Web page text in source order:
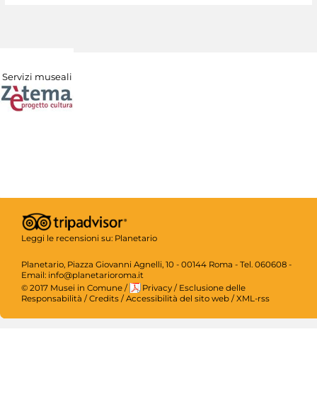
Servizi museali
Leggi le recensioni su: Planetario
Planetario, Piazza Giovanni Agnelli, 10 - 00144 Roma - Tel. 060608 -
Email: info@planetarioroma.it
© 2017 Musei in Comune / Privacy / Esclusione delle
Responsabilità /Credits /Accessibilità del sito web /XML-rss